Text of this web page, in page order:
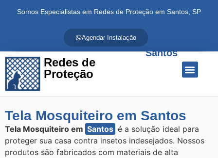
Somos Especialistas em Redes de Proteção em Santos, SP
Agendar Instalação
Redes de
Proteção
Santos
Tela Mosquiteiro em Santos
Tela Mosquiteiro em Santos é a solução ideal para
proteger sua casa contra insetos indesejados. Nossos
produtos são fabricados com materiais de alta